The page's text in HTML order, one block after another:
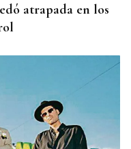
atrapada en los